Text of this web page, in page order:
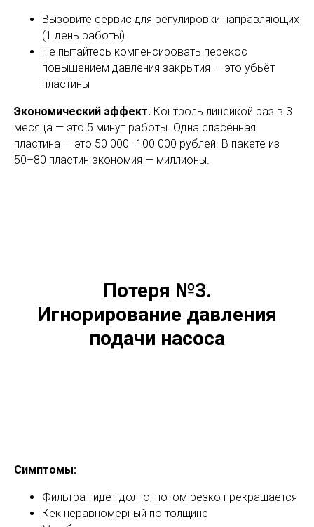
Вызовите сервис для регулировки направляющих
(1 день работы)
Не пытайтесь компенсировать перекос
повышением давления закрытия — это убьёт
пластины
Экономический эффект. Контроль линейкой раз в 3
месяца — это 5 минут работы. Одна спасённая
пластина — это 50 000–100 000 рублей. В пакете из
50–80 пластин экономия — миллионы.
Потеря №3.
Игнорирование давления
подачи насоса
Симптомы:
Фильтрат идёт долго, потом резко прекращается
Кек неравномерный по толщине